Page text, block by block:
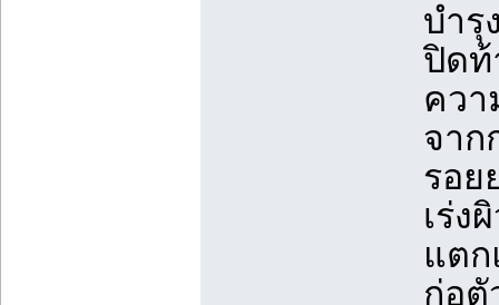
บำรุ
ปิดท้
ควา
จาก
รอย
เร่ง
แตก
ก่อตั